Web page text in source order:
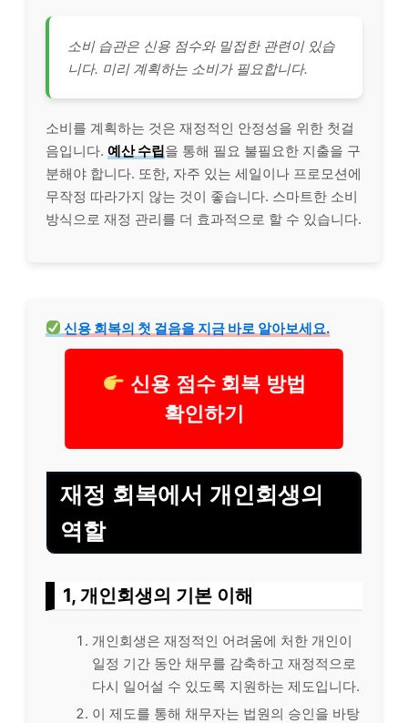
소비 습관은 신용 점수와 밀접한 관련이 있습
니다. 미리 계획하는 소비가 필요합니다.
소비를 계획하는 것은 재정적인 안정성을 위한 첫걸
음입니다. 예산 수립을 통해 필요 불필요한 지출을 구
분해야 합니다. 또한, 자주 있는 세일이나 프로모션에
무작정 따라가지 않는 것이 좋습니다. 스마트한 소비
방식으로 재정 관리를 더 효과적으로 할 수 있습니다.
신용 회복의 첫 걸음을 지금 바로 알아보세요.
신용 점수 회복 방법
확인하기
재정 회복에서 개인회생의
역할
1, 개인회생의 기본 이해
개인회생은 재정적인 어려움에 처한 개인이
일정 기간 동안 채무를 감축하고 재정적으로
다시 일어설 수 있도록 지원하는 제도입니다.
이 제도를 통해 채무자는 법원의 승인을 바탕